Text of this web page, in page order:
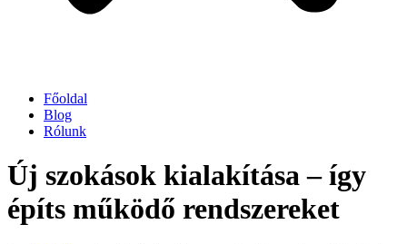
Főoldal
Blog
Rólunk
Új szokások kialakítása – így
építs működő rendszereket